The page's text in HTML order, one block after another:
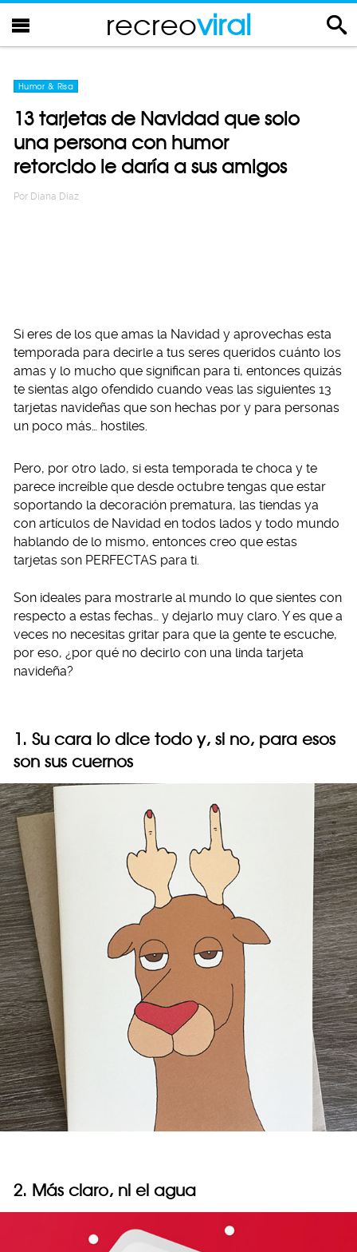
recreoviral
Humor & Risa
13 tarjetas de Navidad que solo
una persona con humor
retorcido le daría a sus amigos
Por Diana Diaz
Si eres de los que amas la Navidad y aprovechas esta
temporada para decirle a tus seres queridos cuánto los
amas y lo mucho que significan para ti, entonces quizás
te sientas algo ofendido cuando veas las siguientes 13
tarjetas navideñas que son hechas por y para personas
un poco más… hostiles.
Pero, por otro lado, si esta temporada te choca y te
parece increíble que desde octubre tengas que estar
soportando la decoración prematura, las tiendas ya
con artículos de Navidad en todos lados y todo mundo
hablando de lo mismo, entonces creo que estas
tarjetas son PERFECTAS para ti.
Son ideales para mostrarle al mundo lo que sientes con
respecto a estas fechas… y dejarlo muy claro. Y es que a
veces no necesitas gritar para que la gente te escuche,
por eso, ¿por qué no decirlo con una linda tarjeta
navideña?
1. Su cara lo dice todo y, si no, para esos
son sus cuernos
2. Más claro, ni el agua